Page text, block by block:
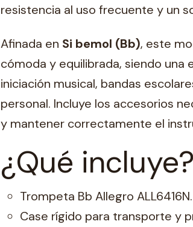
resistencia al uso frecuente y un
Afinada en Si bemol (Bb), este
cómoda y equilibrada, siendo una
iniciación musical, bandas
personal. Incluye los accesorios
y mantener correctamente el
¿Qué incluye?
Trompeta Bb Allegro ALL6416N.
Case rígido para transporte y